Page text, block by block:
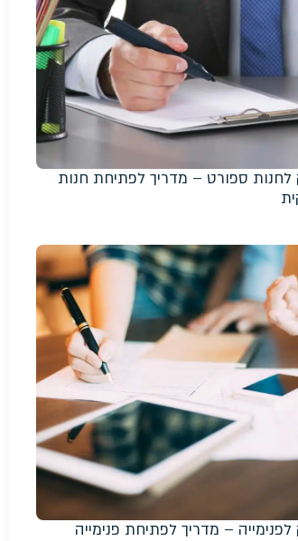
לחנות ספורט – מדריך לפתיחת חנות
לפנימייה – מדריך לפתיחת פנימייה